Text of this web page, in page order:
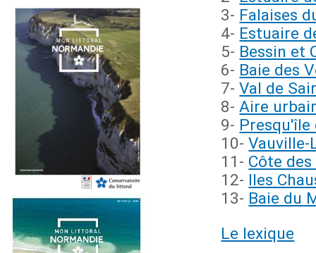
3- Falaises
4- Estuaire
5- Bessin et
6- Baie des
7-Val de
8-Aire
9- Presqu'île
10-Vauville-
11- Côte
12- Iles
13- Baie du
Le lexique